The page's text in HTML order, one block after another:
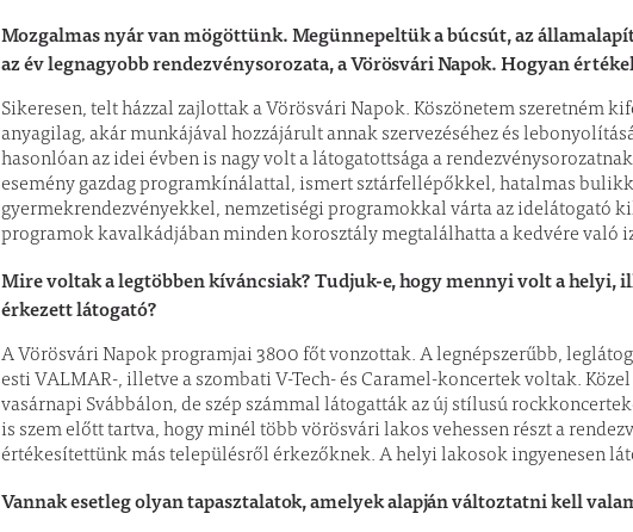
Mozgalmas nyár van mögöttünk. Megünnepeltük a búcsút, az
az év legnagyobb rendezvénysorozata, a Vörösvári Napok. Hogyan
Sikeresen, telt házzal zajlottak a Vörösvári Napok. Köszönetem szeretném
anyagilag, akár munkájával hozzájárult annak szervezéséhez és
hasonlóan az idei évben is nagy volt a látogatottsága a
esemény gazdag programkínálattal, ismert sztárfellépőkkel, hatalmas
gyermekrendezvényekkel, nemzetiségi programokkal várta az idelátogató
programok kavalkádjában minden korosztály megtalálhatta a kedvére való
Mire voltak a legtöbben kíváncsiak? Tudjuk-e, hogy mennyi volt a helyi,
érkezett látogató?
A Vörösvári Napok programjai 3800 főt vonzottak. A legnépszerűbb,
esti VALMAR-, illetve a szombati V-Tech- és Caramel-koncertek voltak.
vasárnapi Svábbálon, de szép számmal látogatták az új stílusú
is szem előtt tartva, hogy minél több vörösvári lakos vehessen részt a
értékesítettünk más településről érkezőknek. A helyi lakosok ingyenesen
Vannak esetleg olyan tapasztalatok, amelyek alapján változtatni kell